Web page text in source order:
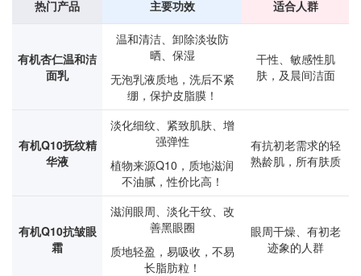
热门产品 主要功效 适合人群
有机杏仁温和洁
面乳
温和清洁、卸除淡妆防
晒、保湿
无泡乳液质地，洗后不紧
绷，保护皮脂膜！
干性、敏感性肌
肤，及晨间洁面
有机Q10抚纹精
华液
淡化细纹、紧致肌肤、增
强弹性
植物来源Q10，质地滋润
不油腻，性价比高！
有抗初老需求的轻
熟龄肌，所有肤质
有机Q10抗皱眼
霜
滋润眼周、淡化干纹、改
善黑眼圈
质地轻盈，易吸收，不易
长脂肪粒！
眼周干燥、有初老
迹象的人群